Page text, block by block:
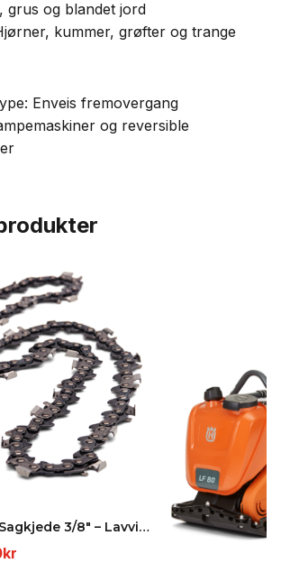
grus og blandet jord
kummer, grøfter og trange
Enveis fremovergang
og reversible
Husqvarna H38 Sagkjede 3/8" – Lavvibrasjons- og la…
kr